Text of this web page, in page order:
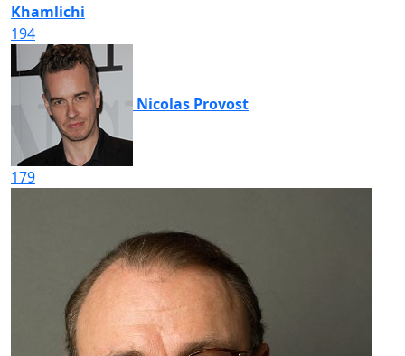
Khamlichi
194
Nicolas Provost
179